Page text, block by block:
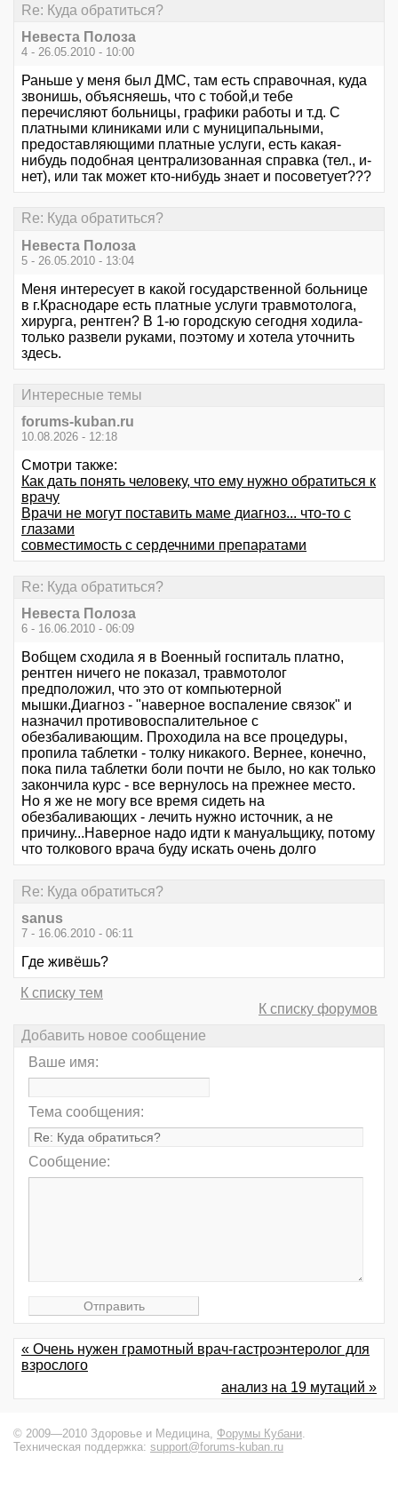
Re: Куда обратиться?
Невеста Полоза
4 - 26.05.2010 - 10:00
Раньше у меня был ДМС, там есть справочная, куда
звонишь, объясняешь, что с тобой,и тебе
перечисляют больницы, графики работы и т.д. С
платными клиниками или с муниципальными,
предоставляющими платные услуги, есть какая-
нибудь подобная централизованная справка (тел., и-
нет), или так может кто-нибудь знает и посоветует???
Re: Куда обратиться?
Невеста Полоза
5 - 26.05.2010 - 13:04
Меня интересует в какой государственной больнице
в г.Краснодаре есть платные услуги травмотолога,
хирурга, рентген? В 1-ю городскую сегодня ходила-
только развели руками, поэтому и хотела уточнить
здесь.
Интересные темы
forums-kuban.ru
10.08.2026 - 12:18
Смотри также:
Как дать понять человеку, что ему нужно обратиться к
врачу
Врачи не могут поставить маме диагноз... что-то с
глазами
совместимость с сердечними препаратами
Re: Куда обратиться?
Невеста Полоза
6 - 16.06.2010 - 06:09
Вобщем сходила я в Военный госпиталь платно,
рентген ничего не показал, травмотолог
предположил, что это от компьютерной
мышки.Диагноз - "наверное воспаление связок" и
назначил противовоспалительное с
обезбаливающим. Проходила на все процедуры,
пропила таблетки - толку никакого. Вернее, конечно,
пока пила таблетки боли почти не было, но как только
закончила курс - все вернулось на прежнее место.
Но я же не могу все время сидеть на
обезбаливающих - лечить нужно источник, а не
причину...Наверное надо идти к мануальщику, потому
что толкового врача буду искать очень долго
Re: Куда обратиться?
sanus
7 - 16.06.2010 - 06:11
Где живёшь?
К списку тем
К списку форумов
Добавить новое сообщение
Ваше имя:
Тема сообщения:
Сообщение:
« Очень нужен грамотный врач-гастроэнтеролог для
взрослого
анализ на 19 мутаций »
© 2009—2010 Здоровье и Медицина, Форумы Кубани
Техническая поддержка: support@forums-kuban.ru